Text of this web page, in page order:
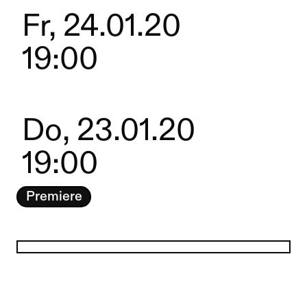
Fr, 24.01.20
19:00
Do, 23.01.20
19:00
Premiere